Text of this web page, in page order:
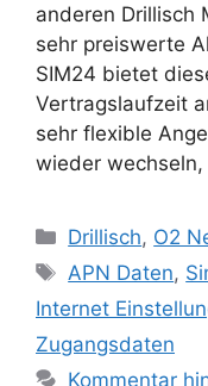
anderen Drillisch
sehr preiswerte
SIM24 bietet
Vertragslaufzeit
sehr flexible
wieder
Kategorien
Drillisch, O2
Schlagwörter
APN Daten,
Internet
Zugangsdaten
Kommentar